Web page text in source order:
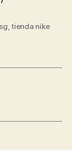
,tienda nike